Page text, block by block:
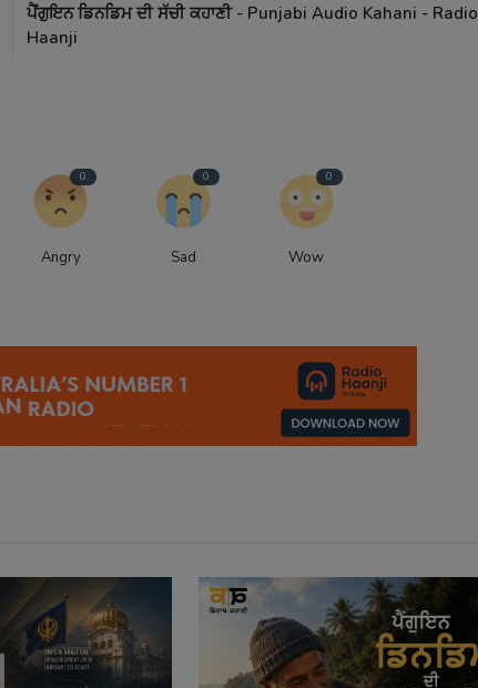
ਪੈਂਗੁਇਨ ਡਿਨਡਿਮ ਦੀ ਸੱਚੀ ਕਹਾਣੀ - Punjabi Audio Kahani - Radio
Haanji
0
Angry
0
Sad
0
Wow